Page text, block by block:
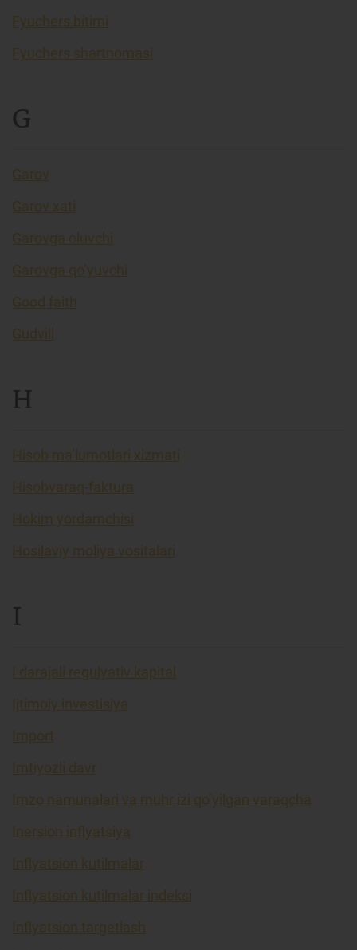
Fyuchers bitimi
Fyuchers shartnomasi
G
Garov
Garov xati
Garovga oluvchi
Garovga qo’yuvchi
Good faith
Gudvill
H
Hisob ma’lumotlari xizmati
Hisobvaraq-faktura
Hokim yordamchisi
Hosilaviy moliya vositalari
I
I darajali regulyativ kapital
Ijtimoiy investisiya
Import
Imtiyozli davr
Imzo namunalari va muhr izi qo’yilgan varaqcha
Inersion inflyatsiya
Inflyatsion kutilmalar
Inflyatsion kutilmalar indeksi
Inflyatsion targetlash